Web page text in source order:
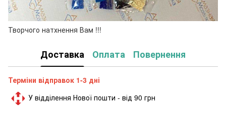
Творчого натхнення Вам !!!
Доставка Оплата Повернення
Терміни відправок 1-3 дні
У відділення Нової пошти - від 90 грн